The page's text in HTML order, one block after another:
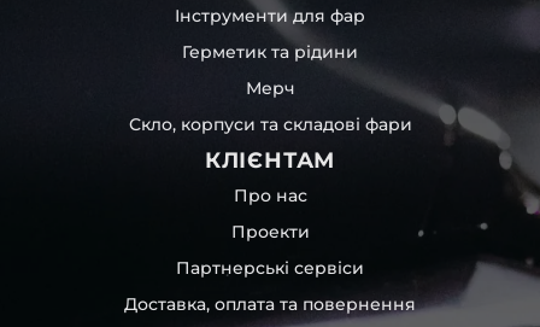
Інструменти для фар
Герметик та рідини
Мерч
Скло, корпуси та складові фари
КЛІЄНТАМ
Про нас
Проекти
Партнерські сервіси
Доставка, оплата та повернення